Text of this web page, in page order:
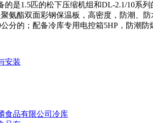
的是1.5匹的松下压缩机组和DL-2.1/10
氨酯双面彩钢保温板，高密度，防潮、
分的；配备冷库专用电控箱5HP，防潮防
安装